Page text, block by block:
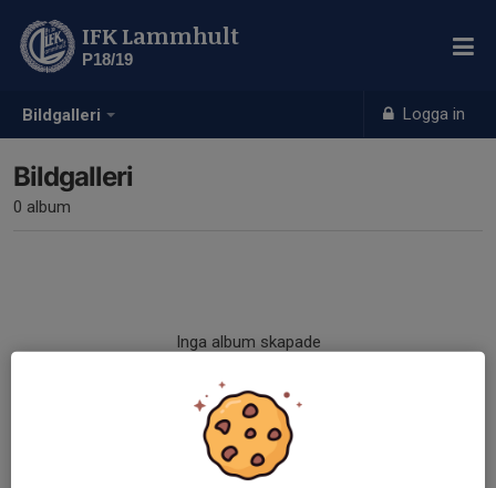
Bildgalleri Logga in
IFK Lammhult
P18/19
Bildgalleri
0 album
Inga album skapade